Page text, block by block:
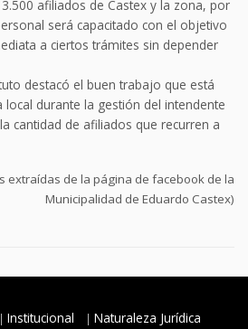
afiliados de Castex y la zona, por
será capacitado con el objetivo
a ciertos trámites sin depender
destacó el buen trabajo que está
durante la gestión del intendente
cantidad de afiliados que recurren a
extraídas de la página de facebook de la
Municipalidad de Eduardo Castex)
Institucional
Naturaleza Jurídica